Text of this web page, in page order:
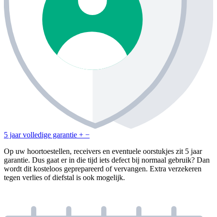
5 jaar volledige garantie + −
Op uw hoortoestellen, receivers en eventuele oorstukjes zit 5 jaar
garantie. Dus gaat er in die tijd iets defect bij normaal gebruik? Dan
wordt dit kosteloos geprepareerd of vervangen. Extra verzekeren
tegen verlies of diefstal is ook mogelijk.